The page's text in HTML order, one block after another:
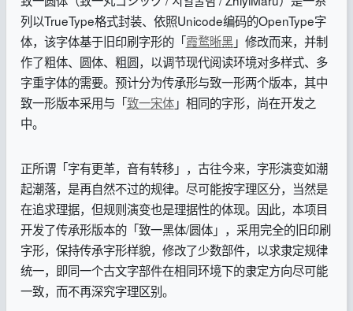
列以TrueType格式封装、依照Unicode编码的OpenType字
体，该字体基于旧印刷字形的「霞鹜晰黑」修改而来，并制
作了粗体、圆体、粗圆，以调节现代阅读环境对多样式、多
字重字体的需要。预计分为传承形与致一形两个版本，其中
致一形版本采用与「致一宋体」相同的字形，尚在开发之
中。
正所谓「字有更革，音有转移」，古往今来，字形演变如潮
起潮落，是再自然不过的规律。尽可能按字理区分，当然是
在追求理据，但规则演变也是理据性的体现。因此，本项目
开发了传承形版本的「致一黑体/圆体」，采用完全的旧印刷
字形，保持传承字形样貌，修改了少数部件，以求隶定规律
统一，即同一个古文字部件在相同环境下的隶定方向尽可能
一致，而不再深究字理区别。